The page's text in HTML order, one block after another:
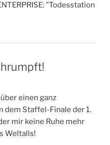
"Todesstation
einen ganz
dem Staffel-Finale der 1.
mir keine Ruhe mehr
Weltalls!